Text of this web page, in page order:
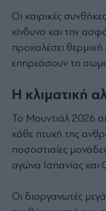
Οι καιρικές
κίνδυνο και την
προκαλέσει
επηρεάσουν τη
Η κλιματική
Το Μουντιάλ 2026
κάθε πτυχή της
ποσοστιαίες
αγώνα Ισπανίας και
Οι διοργανωτές